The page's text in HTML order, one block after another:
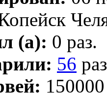
(а): 0 раз.
56
150000